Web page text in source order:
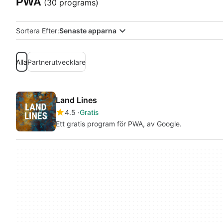
(30 programs)
Sortera Efter:Senaste apparna
AllaPartnerutvecklare
Land Lines
4.5 Gratis
Ett gratis program för PWA, av Google.